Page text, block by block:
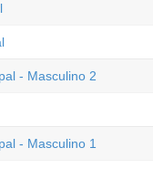
- Masculino 2
- Masculino 1